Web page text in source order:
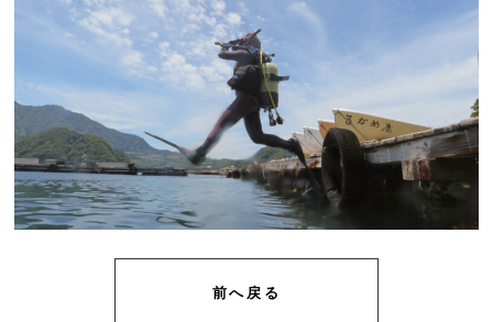
前へ戻る